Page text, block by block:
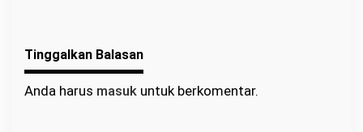
dalam Kebaikan
Tinggalkan Balasan
Anda harus masuk untuk berkomentar.